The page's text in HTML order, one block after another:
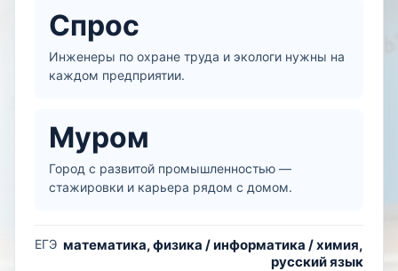
Спрос
Инженеры по охране труда и экологи нужны на
каждом предприятии.
Муром
Город с развитой промышленностью —
стажировки и карьера рядом с домом.
ЕГЭ математика, физика / информатика / химия,
русский язык